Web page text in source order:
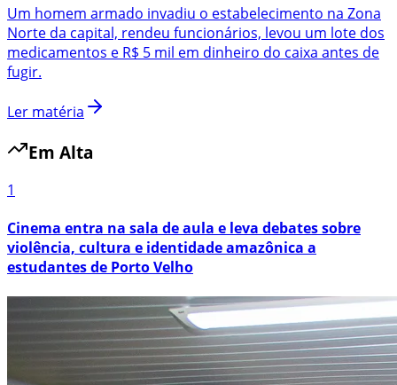
Um homem armado invadiu o estabelecimento na Zona
Norte da capital, rendeu funcionários, levou um lote dos
medicamentos e R$ 5 mil em dinheiro do caixa antes de
fugir.
Ler matéria
Em Alta
1
Cinema entra na sala de aula e leva debates sobre
violência, cultura e identidade amazônica a
estudantes de Porto Velho